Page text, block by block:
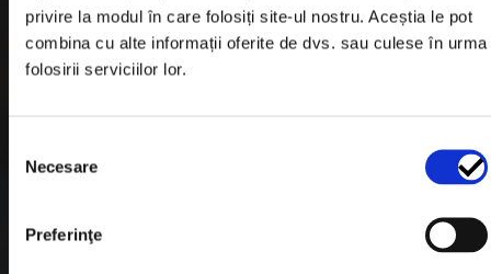
privire la modul în care folosiți site-ul nostru. Aceștia le pot
combina cu alte informații oferite de dvs. sau culese în urma
folosirii serviciilor lor.
consimțământului
Necesare
Preferinţe
Informatii Livrare
Garantie si Retur
Politica de Confidentialitate